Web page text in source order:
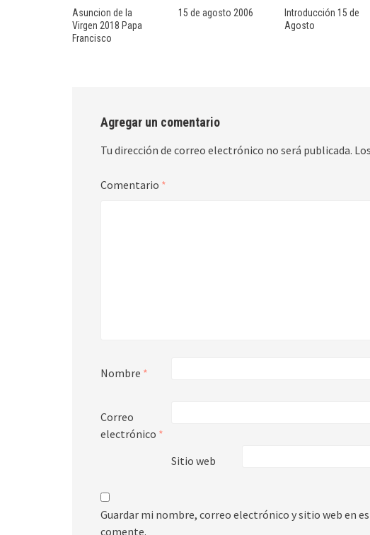
Asuncion de la
Virgen 2018 Papa
Francisco
15 de agosto 2006
Introducción 15 de
Agosto
Agregar un comentario
Tu dirección de correo electrónico no será publicada.
Comentario *
Nombre *
Correo
electrónico *
Sitio web
Guardar mi nombre, correo electrónico y sitio web en
comente.